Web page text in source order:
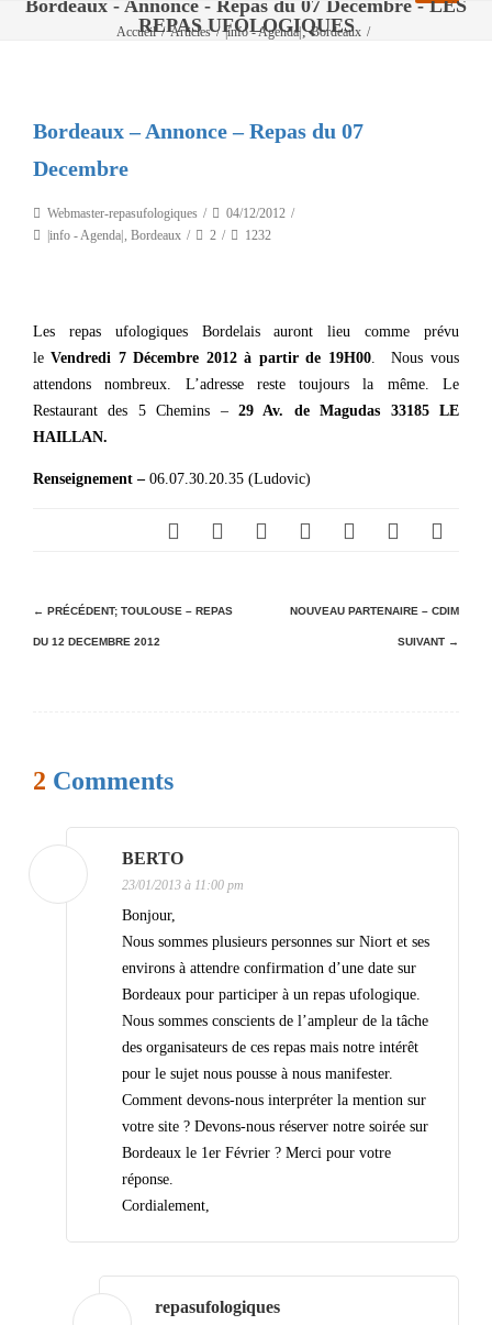
Bordeaux - Annonce - Repas du 07 Decembre - LES
REPAS UFOLOGIQUES
Accueil / Articles / |info - Agenda|,Bordeaux /
Bordeaux – Annonce – Repas du 07
Decembre
Webmaster-repasufologiques
04/12/2012
|info - Agenda| , Bordeaux 2 1232
Les repas ufologiques Bordelais auront lieu comme prévu
le Vendredi 7 Décembre 2012 à partir de 19H00. Nous vous
attendons nombreux. L’adresse reste toujours la même. Le
Restaurant des 5 Chemins – 29 Av. de Magudas 33185 LE
HAILLAN.
Renseignement – 06.07.30.20.35 (Ludovic)
N
a
a
i
o
← PRÉCÉDENT; TOULOUSE – REPAS
DU 12 DECEMBRE 2012
NOUVEAU PARTENAIRE – CDIM
SUIVANT →
2 Comments
BERTO
23/01/2013 à 11:00 pm
Bonjour,
Nous sommes plusieurs personnes sur Niort et ses
environs à attendre confirmation d’une date sur
Bordeaux pour participer à un repas ufologique.
Nous sommes conscients de l’ampleur de la tâche
des organisateurs de ces repas mais notre intérêt
pour le sujet nous pousse à nous manifester.
Comment devons-nous interpréter la mention sur
votre site ? Devons-nous réserver notre soirée sur
Bordeaux le 1er Février ? Merci pour votre
réponse.
Cordialement,
repasufologiques